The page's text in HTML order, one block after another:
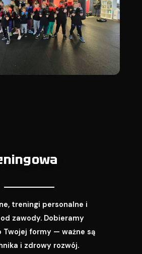
treningi personalne i
zawody. Dobieramy
Twojej formy — ważne są
i zdrowy rozwój.